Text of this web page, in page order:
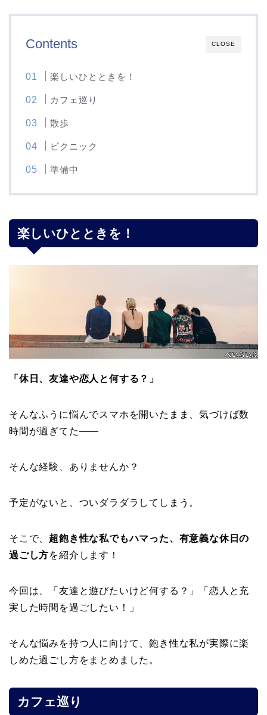
CLOSE
Contents
楽しいひとときを！
カフェ巡り
散歩
ピクニック
準備中
楽しいひとときを！
「休日、友達や恋人と何する？」
そんなふうに悩んでスマホを開いたまま、気づけば数
時間が過ぎてた——
そんな経験、ありませんか？
予定がないと、ついダラダラしてしまう。
そこで、 超飽き性な私でもハマった、有意義な休日の
過ごし方を紹介します！
今回は、「友達と遊びたいけど何する？」「恋人と充
実した時間を過ごしたい！」
そんな悩みを持つ人に向けて、飽き性な私が実際に楽
しめた過ごし方をまとめました。
カフェ巡り